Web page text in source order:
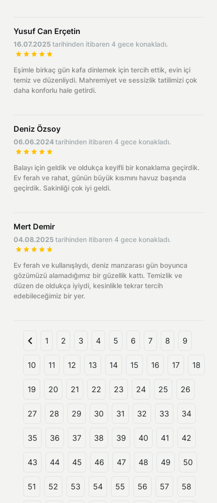
Yusuf Can Erçetin
16.07.2025tarihinden itibaren 4 gece konakladı.
Eşimle birkaç gün kafa dinlemek için tercih ettik, evin içi
temiz ve düzenliydi. Mahremiyet ve sessizlik tatilimizi çok
daha konforlu hale getirdi.
Deniz Özsoy
06.06.2024tarihinden itibaren 4 gece konakladı.
Balayı için geldik ve oldukça keyifli bir konaklama geçirdik.
Ev ferah ve rahat, günün büyük kısmını havuz başında
geçirdik. Sakinliği çok iyi geldi.
Mert Demir
04.08.2025tarihinden itibaren 4 gece konakladı.
Ev ferah ve kullanışlıydı, deniz manzarası gün boyunca
gözümüzü alamadığımız bir güzellik kattı. Temizlik ve
düzen de oldukça iyiydi, kesinlikle tekrar tercih
edebileceğimiz bir yer.
1 2 3 4 5 6 7 8 9
10 11 12 13 14 15 16 17 18
19 20 21 22 23 24 25 26
27 28 29 30 31 32 33 34
35 36 37 38 39 40 41 42
43 44 45 46 47 48 49 50
51 52 53 54 55 56 57 58